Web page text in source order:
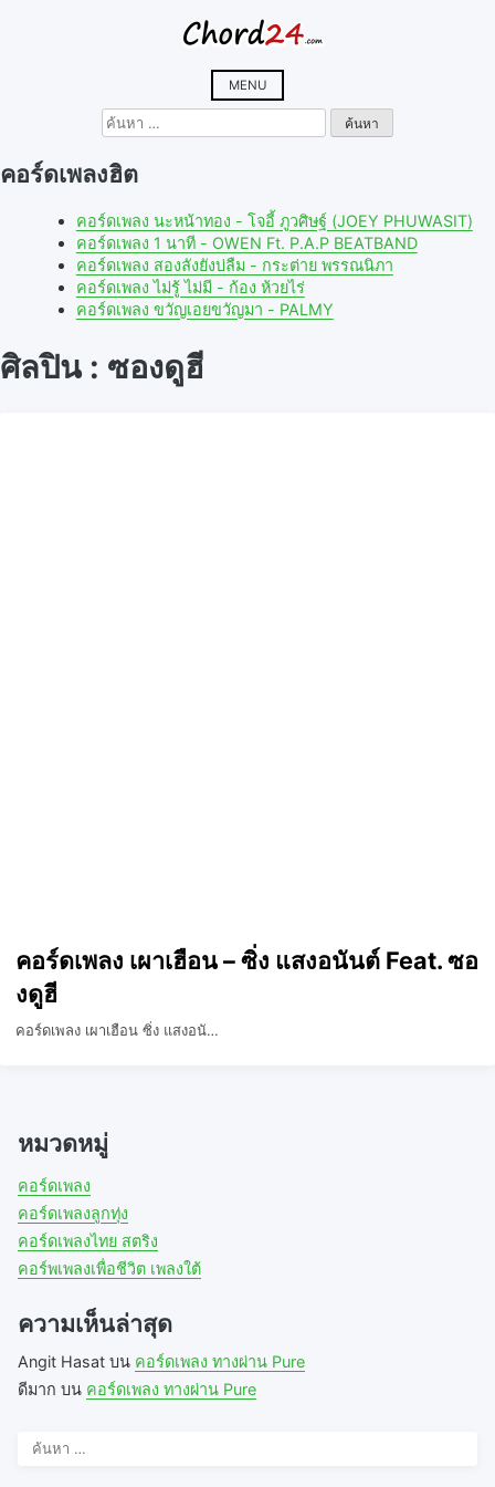
MENU
ค้นหา
สำหรับ:
คอร์ดเพลงฮิต
คอร์ดเพลง นะหน้าทอง - โจอี้ ภูวศิษฐ์ (JOEY PHUWASIT)
คอร์ดเพลง 1 นาที - OWEN Ft. P.A.P BEATBAND
คอร์ดเพลง สองลังยังบ่ลืม - กระต่าย พรรณนิภา
คอร์ดเพลง ไม่รู้ ไม่มี - ก้อง ห้วยไร่
คอร์ดเพลง ขวัญเอยขวัญมา - PALMY
ศิลปิน : ซองดูฮี
คอร์ดเพลง เผาเฮือน – ซิ่ง แสงอนันต์ Feat. ซอ
งดูฮี
คอร์ดเพลง เผาเฮือน ซิ่ง แสงอนั…
หมวดหมู่
คอร์ดเพลง
คอร์ดเพลงลูกทุ่ง
คอร์ดเพลงไทย สตริง
คอร์พเพลงเพื่อชีวิต เพลงใต้
ความเห็นล่าสุด
Angit Hasat บน คอร์ดเพลง ทางผ่าน Pure
ดีมาก บน คอร์ดเพลง ทางผ่าน Pure
ค้นหา